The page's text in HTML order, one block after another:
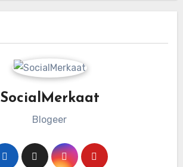
SocialMerkaat
Blogeer